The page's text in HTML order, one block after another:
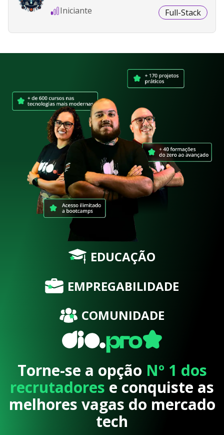
Iniciante Full-Stack
EDUCAÇÃO
EMPREGABILIDADE
COMUNIDADE
Torne-se a opção Nº 1 dos
recrutadores e conquiste as
melhores vagas do mercado
tech